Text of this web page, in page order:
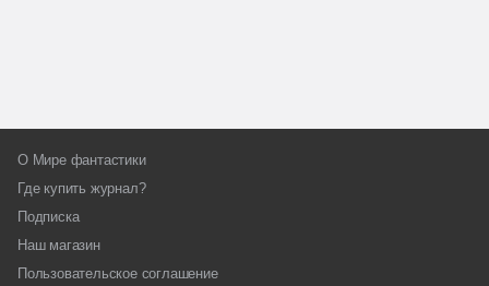
О Мире фантастики
Где купить журнал?
Подписка
Наш магазин
Пользовательское соглашение